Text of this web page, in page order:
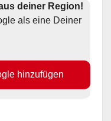
deiner Region!
als eine Deiner
hinzufügen